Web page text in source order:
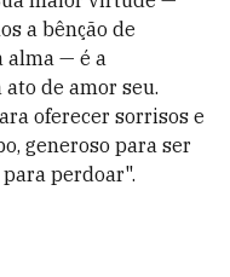
a bênção de
alma — é a
de amor seu.
oferecer sorrisos e
generoso para ser
perdoar".